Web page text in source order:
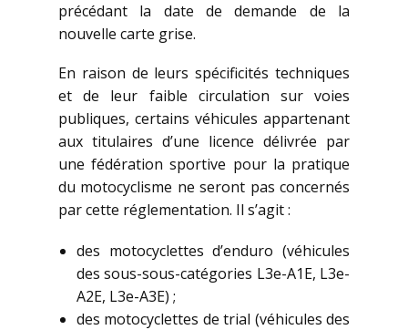
précédant la date de demande de la
nouvelle carte grise.
En raison de leurs spécificités techniques
et de leur faible circulation sur voies
publiques, certains véhicules appartenant
aux titulaires d’une licence délivrée par
une fédération sportive pour la pratique
du motocyclisme ne seront pas concernés
par cette réglementation. Il s’agit :
des motocyclettes d’enduro (véhicules
des sous-sous-catégories L3e-A1E, L3e-
A2E, L3e-A3E) ;
des motocyclettes de trial (véhicules des